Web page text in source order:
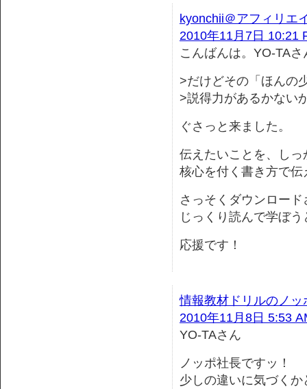
kyonchii＠アフィリエ
2010年11月7日 10:21
こんばんは。YO-TAさ
>だけどその「ほんの
>説得力があるかない
ぐさっと来ました。
伝えたいことを、しっ
核心を付く書き方で
さっそくダウンロー
じっくり読んで学ぼ
応援です！
情報教材ドリルのノッ
2010年11月8日 5:53
YO-TAさん
ノッポ社長ですッ！
少しの違いに気づく